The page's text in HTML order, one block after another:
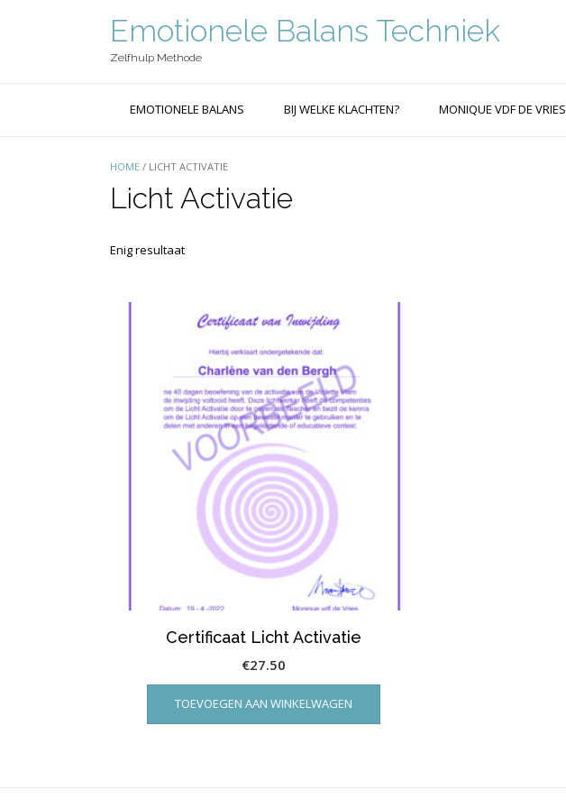
Emotionele Balans Techniek
Zelfhulp Methode
EMOTIONELE BALANS BIJ WELKE KLACHTEN? MONIQUE VDF DE VRIES
HOME / LICHT ACTIVATIE
Licht Activatie
Enig resultaat
Certificaat Licht Activatie
€27.50
TOEVOEGEN AAN WINKELWAGEN